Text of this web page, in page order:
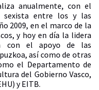
anualmente, con el
sexista entre los y las
2009, en el marco de la
y hoy en día la lidera
con el apoyo de las
así como de otras
el Departamento de
del Gobierno Vasco,
y EITB.